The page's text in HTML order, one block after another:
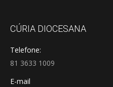
CÚRIA DIOCESANA
Telefone:
81 3633 1009
E-mail